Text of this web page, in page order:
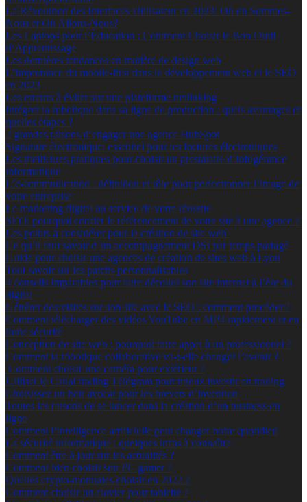
La Révolution des Interfaces Utilisateur en 2023: Où en Sommes-
Nous et Où Allons-Nous?
Les Laptops pour l’Éducation : Comment Choisir le Bon Outil
d’Apprentissage
Les dernières tendances en matière de design web
L’importance du mobile-first dans le développement web et le SEO
en 2023
Les erreurs à éviter sur une plateforme netlinking
Intégrer la robotique dans sa ligne de production : quels avantages et
quelles étapes ?
2 grandes raisons d’engager une agence HubSpot
Signature électronique: essentiel pour les factures électroniques
Les meilleures pratiques pour choisir un prestataire d’infogérance
informatique
L’e-communication : définition et rôle pour perfectionner l’image de
votre entreprise
Le marketing digital au service de votre réussite
SEO: pourquoi confier le référencement de votre site à une agence ?
Les points à considérer pour la création de site web
Ce qu’il faut savoir d’un accompagnement DSI par temps partagé
Guide pour choisir une agences de création de sites web à Lyon
Tout savoir sur les patchs personnalisables
4 conseils imparables pour faire décoller son site internet à l’ère du
digital
Générer des visites sur son site avec le SEO : comment procéder ?
Comment télécharger des vidéos YouTube en MP4 rapidement et en
toute sécurité
Conception de site web : pourquoi faire appel à un professionnel ?
Comment la robotique collaborative va-t-elle changer l’avenir ?
Comment choisir une caméra pour extérieur ?
Utiliser le Canal trading Télégram pour mieux investir en trading
Choisissez un bon avocat pour les brevets d’invention
Toutes les raisons de se lancer dans la création d’un business en
ligne
Comment l’intelligence artificielle peut changer notre quotidien
La sécurité informatique : quelques infos à connaître
Comment être à jour sur les actualités ?
Comment bien choisir son PC gamer ?
Quelles crypto-monnaies choisir en 2022 ?
Comment choisir un clavier pour tablette ?